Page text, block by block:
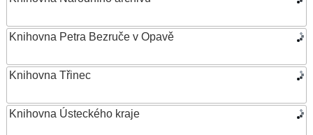
Knihovna Petra Bezruče v Opavě
Knihovna Třinec
Knihovna Ústeckého kraje